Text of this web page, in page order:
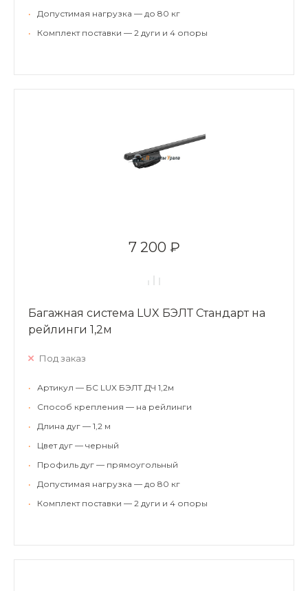
•
Допустимая нагрузка — до 80 кг
•
Комплект поставки — 2 дуги и 4 опоры
7 200 ₽
Багажная система LUX БЭЛТ Стандарт на
рейлинги 1,2м
Под заказ
•
Артикул — БС LUX БЭЛТ ДЧ 1,2м
•
Способ крепления — на рейлинги
•
Длина дуг — 1,2 м
•
Цвет дуг — черный
•
Профиль дуг — прямоугольный
•
Допустимая нагрузка — до 80 кг
•
Комплект поставки — 2 дуги и 4 опоры